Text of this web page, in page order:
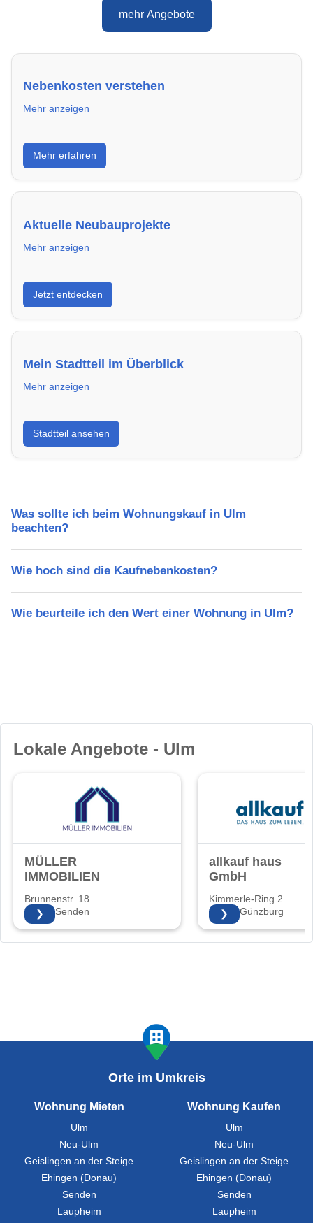
mehr Angebote
Nebenkosten verstehen
Mehr anzeigen
Erfahre, welche Nebenkosten rechtmäßig sind und
wie du deine monatliche Belastung optimieren
kannst.
Mehr erfahren
Aktuelle Neubauprojekte
Mehr anzeigen
Entdecke Neubauprojekte in Ulm – modern,
energieeffizient und sofort bezugsfertig.
Jetzt entdecken
Mein Stadtteil im Überblick
Mehr anzeigen
Erfahre mehr über deinen Stadtteil in Ulm:
Lebensqualität, Verkehrsanbindung, Schulen,
Freizeitmöglichkeiten und Mietpreise.
Stadtteil ansehen
Was sollte ich beim Wohnungskauf in Ulm
beachten?
Wie hoch sind die Kaufnebenkosten?
Wie beurteile ich den Wert einer Wohnung in Ulm?
Lokale Angebote - Ulm
MÜLLER
IMMOBILIEN
Brunnenstr. 18
89250 Senden
❯
allkauf haus
GmbH
Kimmerle-Ring 2
89312 Günzburg
❯
Orte im Umkreis
Wohnung Mieten
Ulm
Neu-Ulm
Geislingen an der Steige
Ehingen (Donau)
Senden
Laupheim
Wohnung Kaufen
Ulm
Neu-Ulm
Geislingen an der Steige
Ehingen (Donau)
Senden
Laupheim